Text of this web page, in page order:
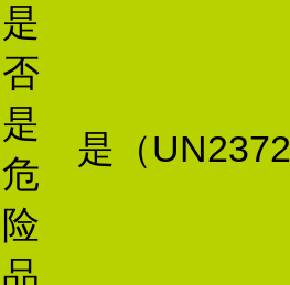
是
否
是
危
险
品
是（UN2372